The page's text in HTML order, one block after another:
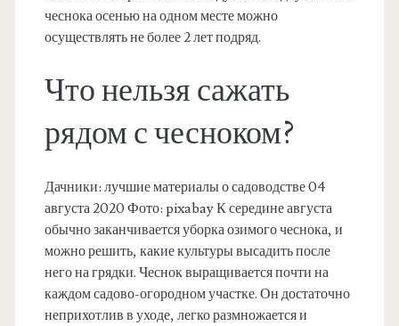
чеснока осенью на одном месте можно
осуществлять не более 2 лет подряд.
Что нельзя сажать
рядом с чесноком?
Дачники: лучшие материалы о садоводстве 04
августа 2020 Фото: pixabay К середине августа
обычно заканчивается уборка озимого чеснока, и
можно решить, какие культуры высадить после
него на грядки. Чеснок выращивается почти на
каждом садово-огородном участке. Он достаточно
неприхотлив в уходе, легко размножается и